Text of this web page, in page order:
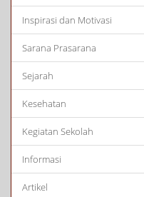
Inspirasi dan Motivasi
Sarana Prasarana
Sejarah
Kesehatan
Kegiatan Sekolah
Informasi
Artikel